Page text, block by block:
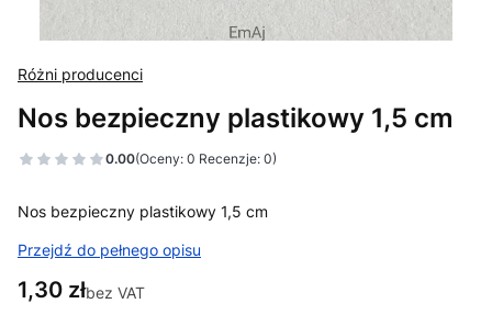
Różni producenci
Nos bezpieczny plastikowy 1,5 cm
0.00(Oceny: 0 Recenzje: 0)
Nos bezpieczny plastikowy 1,5 cm
Przejdź do pełnego opisu
Cena
1,30 złbez VAT